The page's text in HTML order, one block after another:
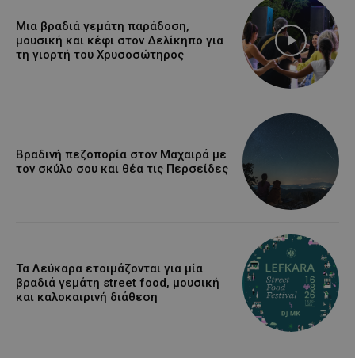
Μια βραδιά γεμάτη παράδοση,
μουσική και κέφι στον Δελίκηπο για
τη γιορτή του Χρυσοσώτηρος
Βραδινή πεζοπορία στον Μαχαιρά με
τον σκύλο σου και θέα τις Περσείδες
Τα Λεύκαρα ετοιμάζονται για μία
βραδιά γεμάτη street food, μουσική
και καλοκαιρινή διάθεση